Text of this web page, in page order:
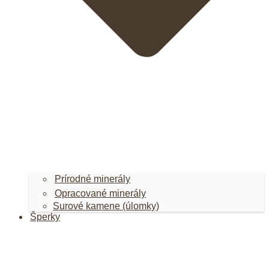
Prírodné minerály
Opracované minerály
Surové kamene (úlomky)
Šperky